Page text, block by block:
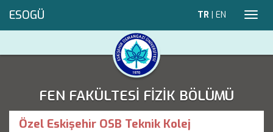
ESOGÜ TR | EN
FEN FAKÜLTESİ FİZİK BÖLÜMÜ
Özel Eskişehir OSB Teknik Kolej